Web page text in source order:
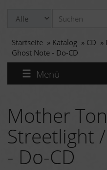
Startseite » Katalog » CD »
Ghost Note - Do-CD
Menü
Mother
Streetlight
- Do-CD